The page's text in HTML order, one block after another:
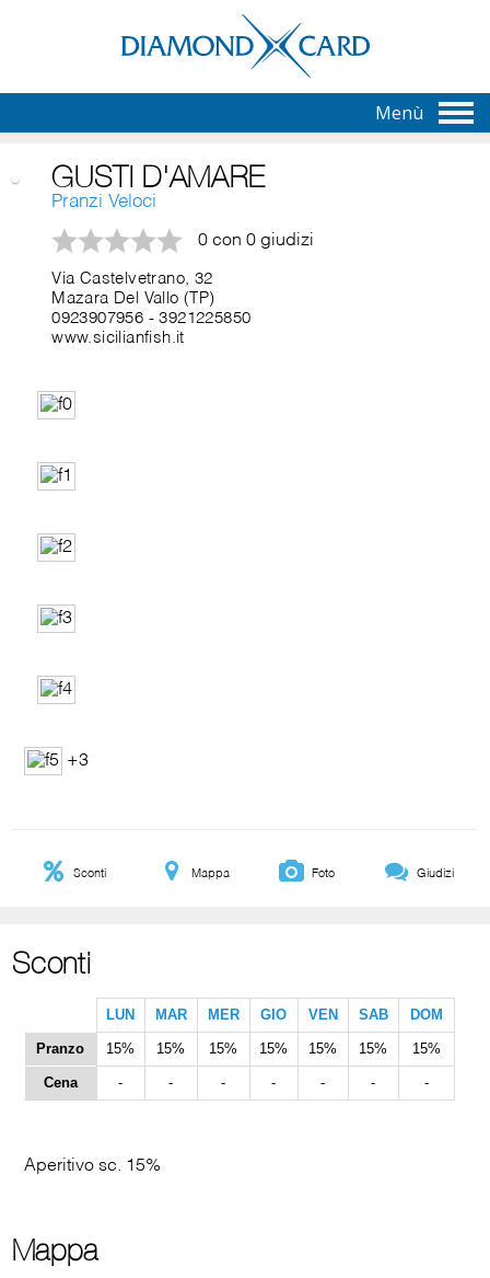
Menù
GUSTI D'AMARE
Pranzi Veloci
0 con 0 giudizi
Via Castelvetrano, 32
Mazara Del Vallo (TP)
0923907956 -3921225850
www.sicilianfish.it
+3
Sconti Mappa Foto Giudizi
Sconti
LUN MAR MER GIO VEN SAB DOM
Pranzo 15% 15% 15% 15% 15% 15% 15%
Cena - - - - - - -
Aperitivo sc. 15%
Mappa